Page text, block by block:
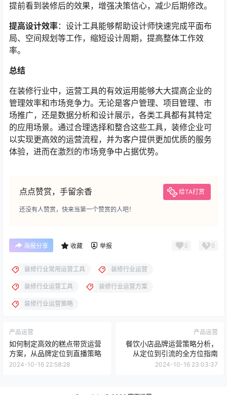
提前看到装修后的效果，增强决策信心，减少后期修改。
提高设计效率：设计工具能够帮助设计师快速完成平面布
局、空间规划等工作，缩短设计周期，提高整体工作效
率。
总结
在装修行业中，运营工具的有效运用能够大大提高企业的
管理效率和市场竞争力。无论是客户管理、项目管理、市
场推广，还是数据分析和设计展示，各类工具都有其特定
的应用场景。通过合理选择和整合这些工具，装修企业可
以实现更高效的运营流程，并为客户提供更加优质的服务
体验，进而在激烈的市场竞争中占据优势。
点点赞赏，手留余香 给TA打赏
还没有人赞赏，快来当第一个赞赏的人吧！
海报分享 收藏 举报 0 0
装修行业常用运营工具 装修行业运营
装修行业运营工具 装修行业运营方案
装修行业运营策略
产品运营
如何制定高效的糕点带货运营
方案，从品牌定位到直播策略
2024-10-16 22:58:28
产品运营
餐饮小店品牌运营策略分析，
从定位到引流的全方位指南
2024-10-16 23:03:37